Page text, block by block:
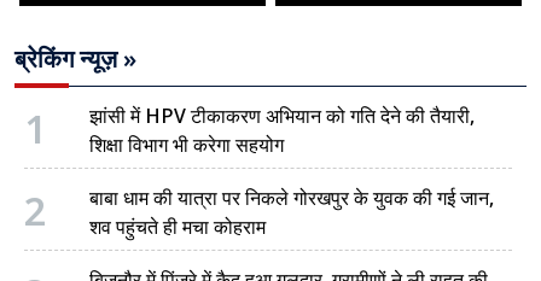
ब्रेकिंग न्यूज़ »
1
झांसी में HPV टीकाकरण अभियान को गति देने की तैयारी,
शिक्षा विभाग भी करेगा सहयोग
2
बाबा धाम की यात्रा पर निकले गोरखपुर के युवक की गई जान,
शव पहुंचते ही मचा कोहराम